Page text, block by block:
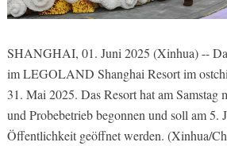
SHANGHAI, 01. Juni 2025 (Xinhua) --
im LEGOLAND Shanghai Resort im
31. Mai 2025. Das Resort hat am Samstag
und Probebetrieb begonnen und soll am
Öffentlichkeit geöffnet werden. (Xinhua/